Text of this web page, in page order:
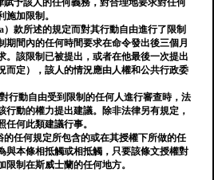
賦予該人的任何義務，對合理地要求對任何
施加限制。
）款所述的規定而對其行動自由進行了限制
期間內的任何時間要求在命令發出後三個月
。該限制已被提出，或者在他最後一次提出
而定），該人的情況應由人權和公共行政委
行動自由受到限制的任何人進行審查時，法
行動的權力提出建議。除非法律另有規定，
何此類建議行事。
的任何規定所包含的或在其授權下所做的任
與本條相抵觸或相抵觸，只要該條文授權對
限制在斯威士蘭的任何地方。